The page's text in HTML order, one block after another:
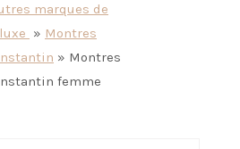
marques de
» Montres
» Montres
femme